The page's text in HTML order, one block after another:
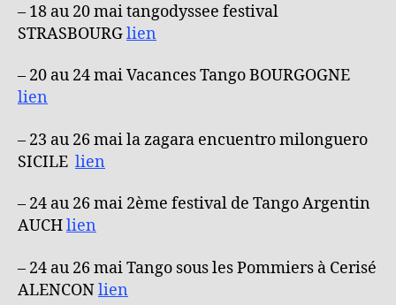
– 18 au 20 mai tangodyssee festival
STRASBOURGlien
– 20 au 24 mai Vacances Tango BOURGOGNE
lien
– 23 au 26 mai la zagara encuentro milonguero
SICILE lien
– 24 au 26 mai 2ème festival de Tango Argentin
AUCHlien
– 24 au 26 mai Tango sous les Pommiers à Cerisé
ALENCONlien